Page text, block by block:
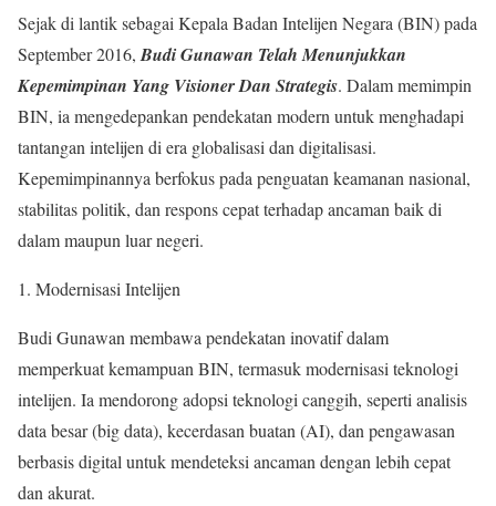
Sejak di lantik sebagai Kepala Badan Intelijen Negara (BIN) pada
September 2016,Budi Gunawan Telah Menunjukkan
Kepemimpinan Yang Visioner Dan Strategis. Dalam memimpin
BIN, ia mengedepankan pendekatan modern untuk menghadapi
tantangan intelijen di era globalisasi dan digitalisasi.
Kepemimpinannya berfokus pada penguatan keamanan nasional,
stabilitas politik, dan respons cepat terhadap ancaman baik di
dalam maupun luar negeri.
Modernisasi Intelijen
Budi Gunawan membawa pendekatan inovatif dalam
memperkuat kemampuan BIN, termasuk modernisasi teknologi
intelijen. Ia mendorong adopsi teknologi canggih, seperti analisis
data besar (big data), kecerdasan buatan (AI), dan pengawasan
berbasis digital untuk mendeteksi ancaman dengan lebih cepat
dan akurat.